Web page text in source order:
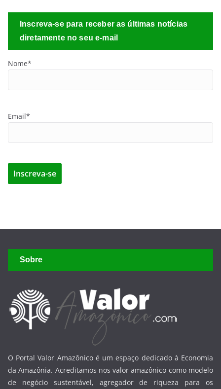
Inscreva-se para receber as últimas notícias
diretamente no seu e-mail
Nome*
Email*
Sobre
O Portal Valor Amazônico é um espaço dedicado à Economia
da Amazônia. Acreditamos nos valor amazônico como modelo
de negócio sustentável, agregador de riqueza para os